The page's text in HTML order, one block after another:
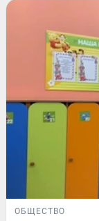
ОБЩЕСТВО